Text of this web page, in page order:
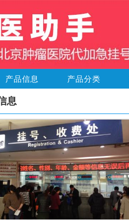
产品信息 产品分类
息